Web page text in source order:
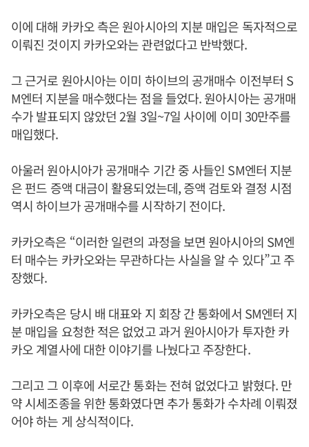
이에 대해 카카오 측은 원아시아의 지분 매입은 독자적으로
이뤄진 것이지 카카오와는 관련없다고 반박했다.
그 근거로 원아시아는 이미 하이브의 공개매수 이전부터 S
M엔터 지분을 매수했다는 점을 들었다. 원아시아는 공개매
수가 발표되지 않았던 2월 3일~7일 사이에 이미 30만주를
매입했다.
아울러 원아시아가 공개매수 기간 중 사들인 SM엔터 지분
은 펀드 증액 대금이 활용되었는데, 증액 검토와 결정 시점
역시 하이브가 공개매수를 시작하기 전이다.
카카오측은 “이러한 일련의 과정을 보면 원아시아의 SM엔
터 매수는 카카오와는 무관하다는 사실을 알 수 있다”고 주
장했다.
카카오측은 당시 배 대표와 지 회장 간 통화에서 SM엔터 지
분 매입을 요청한 적은 없었고 과거 원아시아가 투자한 카
카오 계열사에 대한 이야기를 나눴다고 주장한다.
그리고 그 이후에 서로간 통화는 전혀 없었다고 밝혔다. 만
약 시세조종을 위한 통화였다면 추가 통화가 수차례 이뤄졌
어야 하는 게 상식적이다.